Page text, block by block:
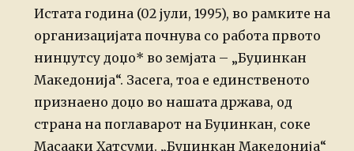
Истата година (02 јули, 1995), во рамките на
организацијата почнува со работа првото
нинџутсу доџо* во земјата – „Буџинкан
Македонија“. Засега, тоа е единственото
признаено доџо во нашата држава, од
страна на поглаварот на Буџинкан, соке
Масааки Хатсуми. „Буџинкан Македонија“